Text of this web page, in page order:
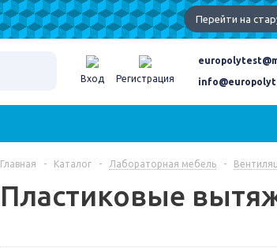
Перейти на
Вход Регистрация
Главная - Каталог - Лабораторная мебель -
Пластиковые